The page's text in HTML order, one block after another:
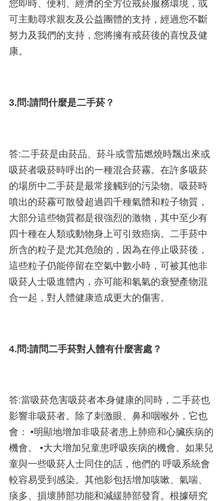
您即時、便利、經濟的全方位戒菸服務環境，或
可主動尋求親友及公益團體的支持，經過您不斷
努力及我們的支持，您將擁有戒菸後的喜悅及健
康。
3.問:請問什麼是二手菸？
答:二手菸是由菸品、菸斗或雪茄燃燒時飄出來或
吸菸者吸菸時呼出的一種混合菸霧。在許多吸菸
的場所中二手菸是最常接觸到的污染物。吸菸時
噴出的菸霧可散發超過四千種氣體和粒子物質，
大部分這些物質都是很強烈的激物，其中至少有
四十種在人類或動物身上可引致癌病。二手菸中
所含的粒子是尤其危險的，因為在停止吸菸後，
這些粒子仍能停留在空氣中數小時，可被其他非
吸菸人士吸進體內，亦可能和氡氣的衰變產物混
合一起，對人體健康造成更大的傷害。
4.問:請問二手菸對人體有什麼害處？
答:當吸菸危害吸菸者本身健康的同時，二手菸也
影響非吸菸者。除了刺激眼、鼻和咽喉外，它也
會： •明顯地增加非吸菸者患上肺癌和心臟疾病的
機會。 •大大增加兒童患呼吸疾病的機會。如果兒
童與一些吸菸人士同住的話，他們的 呼吸系統會
較容易受到感染。其他影包括增加咳嗽、氣喘、
痰多、損壞肺部功能和減緩肺部發育。根據研究